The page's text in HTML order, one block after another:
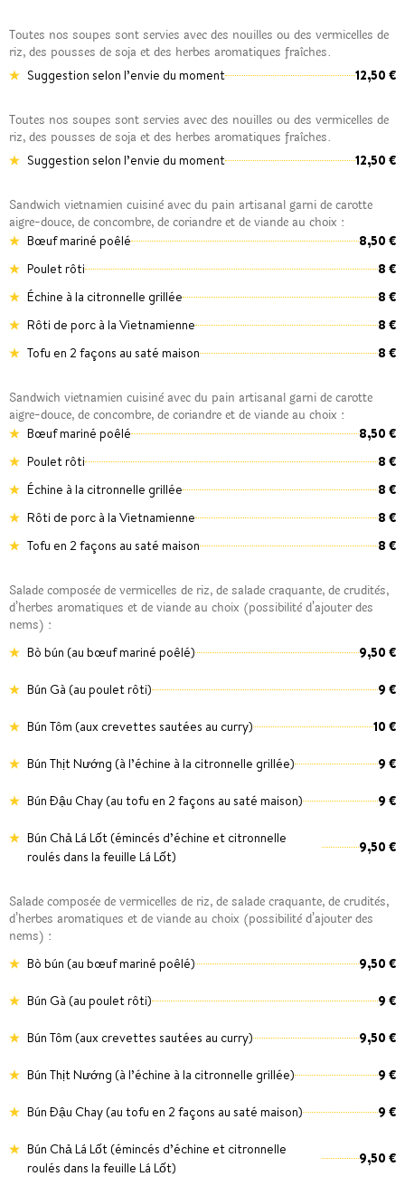
Toutes nos soupes sont servies avec des nouilles ou des vermicelles de
riz, des pousses de soja et des herbes aromatiques fraîches.
Suggestion selon l’envie du moment
12,50 €
Toutes nos soupes sont servies avec des nouilles ou des vermicelles de
riz, des pousses de soja et des herbes aromatiques fraîches.
Suggestion selon l’envie du moment
12,50 €
Sandwich vietnamien cuisinè avec du pain artisanal garni de carotte
aigre-douce, de concombre, de coriandre et de viande au choix :
Bœuf mariné poêlé
8,50 €
Poulet rôti
8 €
Échine à la citronnelle grillée
8 €
Rôti de porc à la Vietnamienne
8 €
Tofu en 2 façons au saté maison
8 €
Sandwich vietnamien cuisinè avec du pain artisanal garni de carotte
aigre-douce, de concombre, de coriandre et de viande au choix :
Bœuf mariné poêlé
8,50 €
Poulet rôti
8 €
Échine à la citronnelle grillée
8 €
Rôti de porc à la Vietnamienne
8 €
Tofu en 2 façons au saté maison
8 €
Salade composèe de vermicelles de riz, de salade craquante, de cruditès,
d’herbes aromatiques et de viande au choix (possibilitè d’ajouter des
nems) :
Bò bún (au bœuf mariné poêlé)
9,50 €
Bún Gà (au poulet rôti) 9 €
Bún Tôm (aux crevettes sautées au curry) 10 €
Bún Thịt Nướng (à l’échine à la citronnelle grillée) 9 €
Bún Đậu Chay (au tofu en 2 façons au saté maison) 9 €
Bún Chả Lá Lốt (émincés d’échine et citronnelle
roulés dans la feuille Lá Lốt)
9,50 €
Salade composèe de vermicelles de riz, de salade craquante, de cruditès,
d’herbes aromatiques et de viande au choix (possibilitè d’ajouter des
nems) :
Bò bún (au bœuf mariné poêlé)
9,50 €
Bún Gà (au poulet rôti) 9 €
Bún Tôm (aux crevettes sautées au curry) 9,50 €
Bún Thịt Nướng (à l’échine à la citronnelle grillée) 9 €
Bún Đậu Chay (au tofu en 2 façons au saté maison) 9 €
Bún Chả Lá Lốt (émincés d’échine et citronnelle
roulés dans la feuille Lá Lốt)
9,50 €